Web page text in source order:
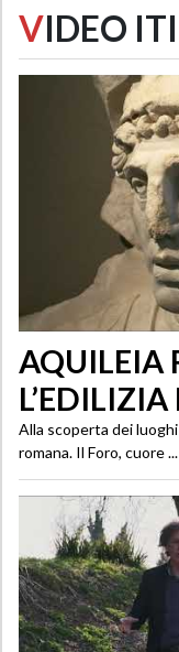
VIDEO
AQUILEIA
Alla scoperta dei
romana. Il Foro, cuore ...